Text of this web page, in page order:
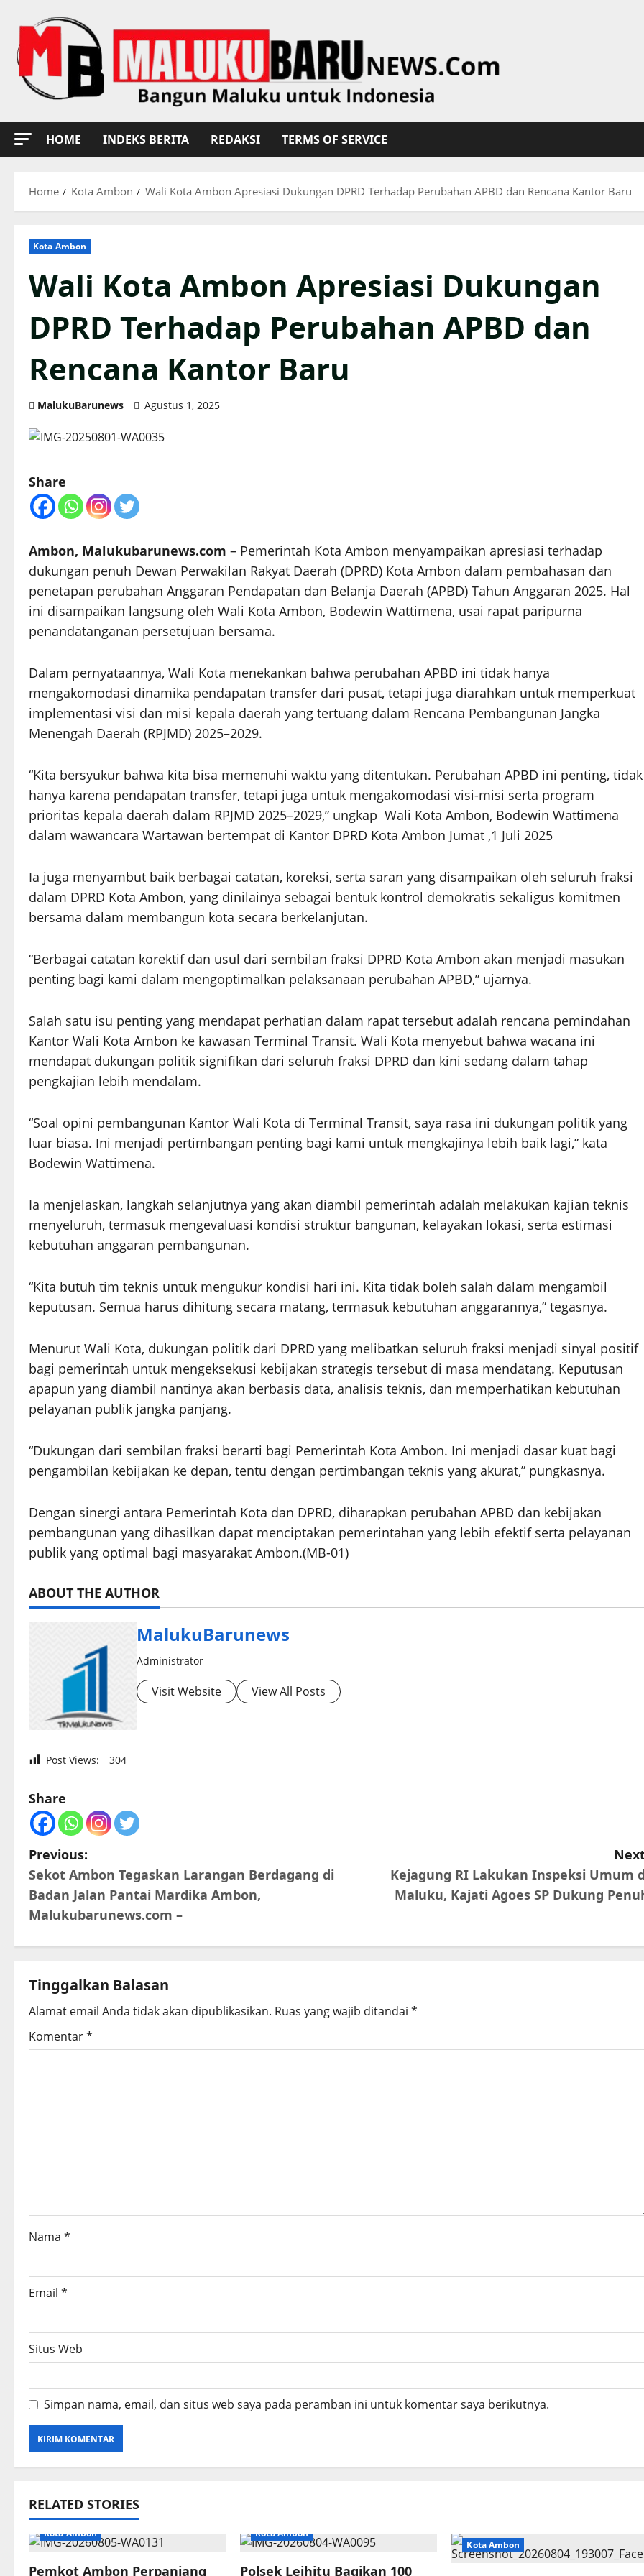
content
HOME INDEKS BERITA REDAKSI TERMS OF SERVICE
Home Kota Ambon Wali Kota Ambon Apresiasi Dukungan DPRD Terhadap Perubahan APBD dan Rencana Kantor Baru
Kota Ambon
Wali Kota Ambon Apresiasi Dukungan
DPRD Terhadap Perubahan APBD dan
Rencana Kantor Baru
MalukuBarunews Agustus 1, 2025
Share
Ambon, Malukubarunews.com – Pemerintah Kota Ambon menyampaikan apresiasi terhadap
dukungan penuh Dewan Perwakilan Rakyat Daerah (DPRD) Kota Ambon dalam pembahasan dan
penetapan perubahan Anggaran Pendapatan dan Belanja Daerah (APBD) Tahun Anggaran 2025. Hal
ini disampaikan langsung oleh Wali Kota Ambon, Bodewin Wattimena, usai rapat paripurna
penandatanganan persetujuan bersama.
Dalam pernyataannya, Wali Kota menekankan bahwa perubahan APBD ini tidak hanya
mengakomodasi dinamika pendapatan transfer dari pusat, tetapi juga diarahkan untuk memperkuat
implementasi visi dan misi kepala daerah yang tertuang dalam Rencana Pembangunan Jangka
Menengah Daerah (RPJMD) 2025–2029.
“Kita bersyukur bahwa kita bisa memenuhi waktu yang ditentukan. Perubahan APBD ini penting, tidak
hanya karena pendapatan transfer, tetapi juga untuk mengakomodasi visi-misi serta program
prioritas kepala daerah dalam RPJMD 2025–2029,” ungkap Wali Kota Ambon, Bodewin Wattimena
dalam wawancara Wartawan bertempat di Kantor DPRD Kota Ambon Jumat ,1 Juli 2025
Ia juga menyambut baik berbagai catatan, koreksi, serta saran yang disampaikan oleh seluruh fraksi
dalam DPRD Kota Ambon, yang dinilainya sebagai bentuk kontrol demokratis sekaligus komitmen
bersama dalam membangun kota secara berkelanjutan.
“Berbagai catatan korektif dan usul dari sembilan fraksi DPRD Kota Ambon akan menjadi masukan
penting bagi kami dalam mengoptimalkan pelaksanaan perubahan APBD,” ujarnya.
Salah satu isu penting yang mendapat perhatian dalam rapat tersebut adalah rencana pemindahan
Kantor Wali Kota Ambon ke kawasan Terminal Transit. Wali Kota menyebut bahwa wacana ini
mendapat dukungan politik signifikan dari seluruh fraksi DPRD dan kini sedang dalam tahap
pengkajian lebih mendalam.
“Soal opini pembangunan Kantor Wali Kota di Terminal Transit, saya rasa ini dukungan politik yang
luar biasa. Ini menjadi pertimbangan penting bagi kami untuk mengkajinya lebih baik lagi,” kata
Bodewin Wattimena.
Ia menjelaskan, langkah selanjutnya yang akan diambil pemerintah adalah melakukan kajian teknis
menyeluruh, termasuk mengevaluasi kondisi struktur bangunan, kelayakan lokasi, serta estimasi
kebutuhan anggaran pembangunan.
“Kita butuh tim teknis untuk mengukur kondisi hari ini. Kita tidak boleh salah dalam mengambil
keputusan. Semua harus dihitung secara matang, termasuk kebutuhan anggarannya,” tegasnya.
Menurut Wali Kota, dukungan politik dari DPRD yang melibatkan seluruh fraksi menjadi sinyal positif
bagi pemerintah untuk mengeksekusi kebijakan strategis tersebut di masa mendatang. Keputusan
apapun yang diambil nantinya akan berbasis data, analisis teknis, dan memperhatikan kebutuhan
pelayanan publik jangka panjang.
“Dukungan dari sembilan fraksi berarti bagi Pemerintah Kota Ambon. Ini menjadi dasar kuat bagi
pengambilan kebijakan ke depan, tentu dengan pertimbangan teknis yang akurat,” pungkasnya.
Dengan sinergi antara Pemerintah Kota dan DPRD, diharapkan perubahan APBD dan kebijakan
pembangunan yang dihasilkan dapat menciptakan pemerintahan yang lebih efektif serta pelayanan
publik yang optimal bagi masyarakat Ambon.(MB-01)
ABOUT THE AUTHOR
MalukuBarunews
Administrator
Visit Website View All Posts
Post Views: 304
Share
P
o
s
t
n
a
v
o
n
Previous:
Sekot Ambon Tegaskan Larangan Berdagang di
Badan Jalan Pantai Mardika Ambon,
Malukubarunews.com –
Kejagung RI Lakukan Inspeksi Umum
Maluku, Kajati Agoes SP Dukung
Tinggalkan Balasan
Alamat email Anda tidak akan dipublikasikan. Ruas yang wajib ditandai *
Komentar*
Nama *
Email *
Situs Web
Simpan nama, email, dan situs web saya pada peramban ini untuk komentar saya berikutnya.
RELATED STORIES
Kota Ambon
Pemkot Ambon Perpanjang
Kota Ambon
Polsek Leihitu Bagikan 100
Kota Ambon